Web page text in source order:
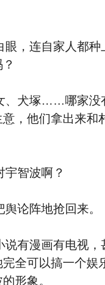
，连自家人都种
犬塚……哪家没
，他们拿出来和
智波啊？
论阵地抢回来。
有漫画有电视，
全可以搞一个娱
形象。